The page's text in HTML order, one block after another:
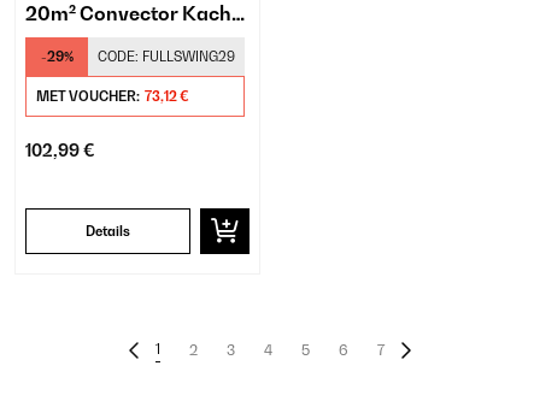
20m² Convector Kachel
Wit
-29% CODE: FULLSWING29
MET VOUCHER: 73,12 €
102,99 €
Details
1 2 3 4 5 6 7